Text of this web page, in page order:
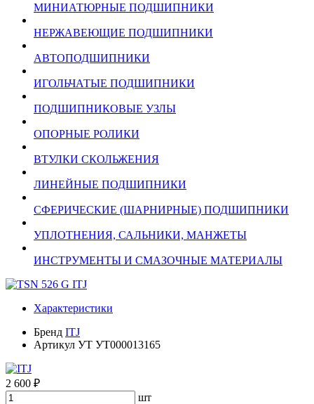
МИНИАТЮРНЫЕ ПОДШИПНИКИ
НЕРЖАВЕЮЩИЕ ПОДШИПНИКИ
АВТОПОДШИПНИКИ
ИГОЛЬЧАТЫЕ ПОДШИПНИКИ
ПОДШИПНИКОВЫЕ УЗЛЫ
ОПОРНЫЕ РОЛИКИ
ВТУЛКИ СКОЛЬЖЕНИЯ
ЛИНЕЙНЫЕ ПОДШИПНИКИ
СФЕРИЧЕСКИЕ (ШАРНИРНЫЕ) ПОДШИПНИКИ
УПЛОТНЕНИЯ, САЛЬНИКИ, МАНЖЕТЫ
ИНСТРУМЕНТЫ И СМАЗОЧНЫЕ МАТЕРИАЛЫ
Характеристики
Бренд ITJ
Артикул УТ УТ000013165
2 600 ₽
шт